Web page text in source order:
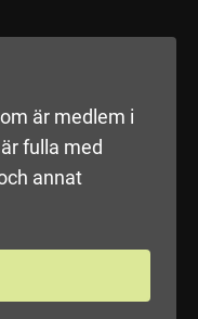
är medlem i
fulla med
annat